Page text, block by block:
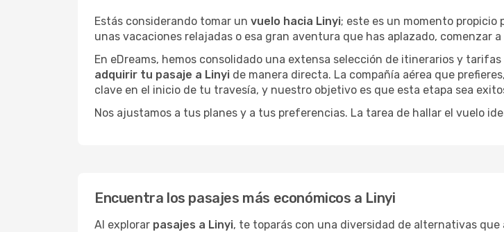
Estás considerando tomar un vuelo hacia Linyi; este es un momento propicio
unas vacaciones relajadas o esa gran aventura que has aplazado, comenzar
En eDreams, hemos consolidado una extensa selección de itinerarios y
adquirir tu pasaje a Linyi de manera directa. La compañía aérea que
clave en el inicio de tu travesía, y nuestro objetivo es que esta etapa sea
Nos ajustamos a tus planes y a tus preferencias. La tarea de hallar el vuelo
Encuentra los pasajes más económicos a Linyi
Al explorar pasajes a Linyi, te toparás con una diversidad de alternativas